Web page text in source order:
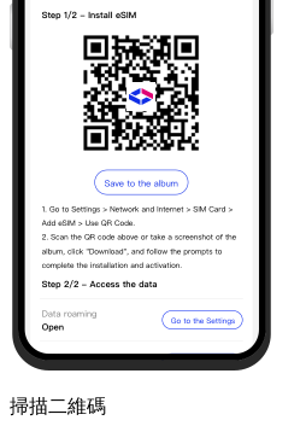
掃描二維碼